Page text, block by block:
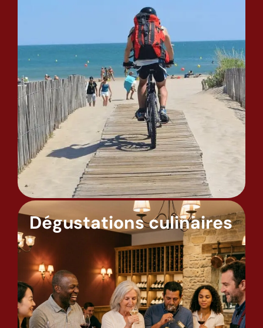
Dégustations culinaires